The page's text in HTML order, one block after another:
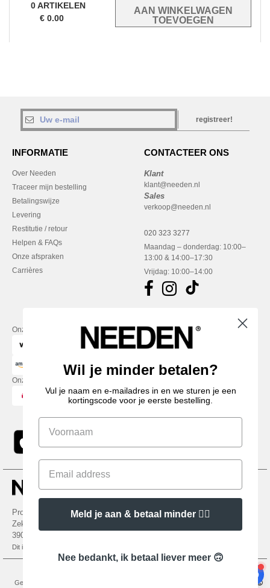
0ARTIKELEN
€ 0.00
registreer!
INFORMATIE
Over Needen
Traceer mijn bestelling
Betalingswijze
Levering
Restitutie / retour
Helpen & FAQs
Onze afspraken
Carrières
CONTACTEER ONS
Klant
klant@needen.nl
Sales
verkoop@needen.nl
020 323 3277
Maandag – donderdag: 10:00–
13:00 & 14:00–17:30
Vrijdag: 10:00–14:00
Onze financiële partners
Onze transporteurs
Promotional Products Almere (P.P.A.) B.V.
Zekeringstraat 46, 1014BT Amsterdam - VAT NL 005596191B03 - KvK
39066321
Dit is GEEN retouradres. Voor retourzending, zie hier
Gebruiksvoorwaarden
Wil je minder betalen?
Vul je naam en e-mailadres in en we sturen je een
kortingscode voor je eerste bestelling.
Meld je aan & betaal minder 👍🏼
Nee bedankt, ik betaal liever meer 🙃